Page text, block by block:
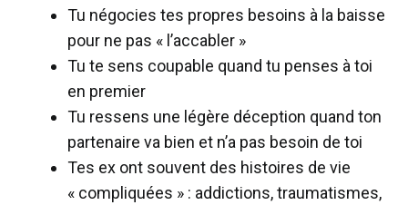
Tu négocies tes propres besoins à la baisse
pour ne pas « l’accabler »
Tu te sens coupable quand tu penses à toi
en premier
Tu ressens une légère déception quand ton
partenaire va bien et n’a pas besoin de toi
Tes ex ont souvent des histoires de vie
« compliquées » : addictions, traumatismes,